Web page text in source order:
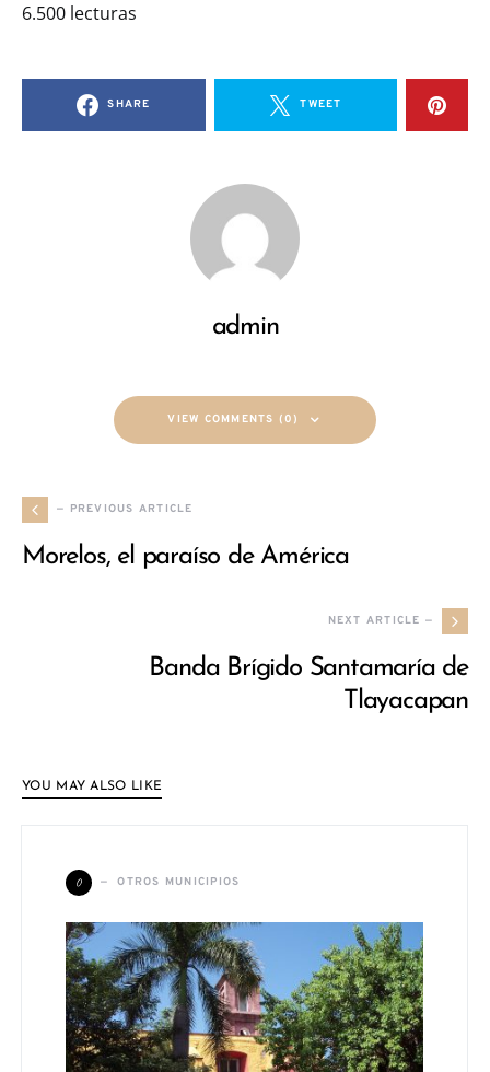
6.500 lecturas
SHARE TWEET
admin
VIEW COMMENTS (0)
— PREVIOUS ARTICLE
Morelos, el paraíso de América
NEXT ARTICLE —
Banda Brígido Santamaría de
Tlayacapan
YOU MAY ALSO LIKE
O OTROS MUNICIPIOS